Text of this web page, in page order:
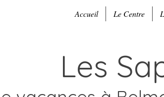
Accueil Le Centre
Les